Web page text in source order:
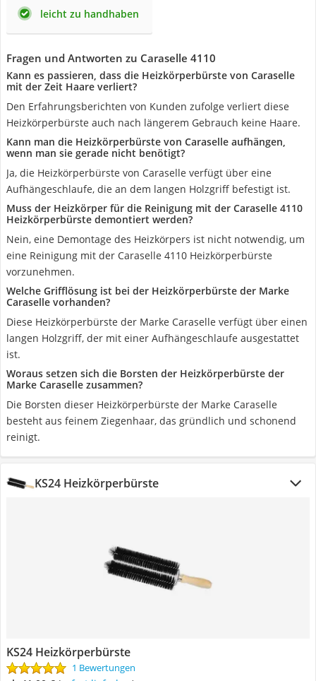
leicht zu handhaben
Fragen und Antworten zu Caraselle 4110
Kann es passieren, dass die Heizkörperbürste von Caraselle
mit der Zeit Haare verliert?
Den Erfahrungsberichten von Kunden zufolge verliert diese
Heizkörperbürste auch nach längerem Gebrauch keine Haare.
Kann man die Heizkörperbürste von Caraselle aufhängen,
wenn man sie gerade nicht benötigt?
Ja, die Heizkörperbürste von Caraselle verfügt über eine
Aufhängeschlaufe, die an dem langen Holzgriff befestigt ist.
Muss der Heizkörper für die Reinigung mit der Caraselle 4110
Heizkörperbürste demontiert werden?
Nein, eine Demontage des Heizkörpers ist nicht notwendig, um
eine Reinigung mit der Caraselle 4110 Heizkörperbürste
vorzunehmen.
Welche Grifflösung ist bei der Heizkörperbürste der Marke
Caraselle vorhanden?
Diese Heizkörperbürste der Marke Caraselle verfügt über einen
langen Holzgriff, der mit einer Aufhängeschlaufe ausgestattet
ist.
Woraus setzen sich die Borsten der Heizkörperbürste der
Marke Caraselle zusammen?
Die Borsten dieser Heizkörperbürste der Marke Caraselle
besteht aus feinem Ziegenhaar, das gründlich und schonend
reinigt.
KS24 Heizkörperbürste
KS24 Heizkörperbürste
1 Bewertungen